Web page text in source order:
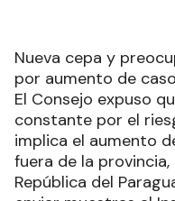
Nueva cepa y
por aumento de
El Consejo expuso
constante por el
implica el aumento
fuera de la
República del